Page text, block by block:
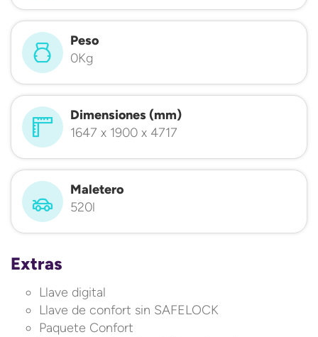
Peso
0Kg
Dimensiones (mm)
1647 x 1900 x 4717
Maletero
520l
Extras
Llave digital
Llave de confort sin SAFELOCK
Paquete Confort